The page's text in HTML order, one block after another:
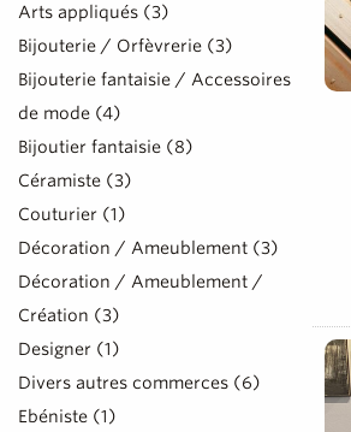
Arts appliqués (3)
Bijouterie / Orfèvrerie (3)
Bijouterie fantaisie / Accessoires
de mode (4)
Bijoutier fantaisie (8)
Céramiste (3)
Couturier (1)
Décoration / Ameublement (3)
Décoration / Ameublement /
Création (3)
Designer (1)
Divers autres commerces (6)
Ebéniste (1)